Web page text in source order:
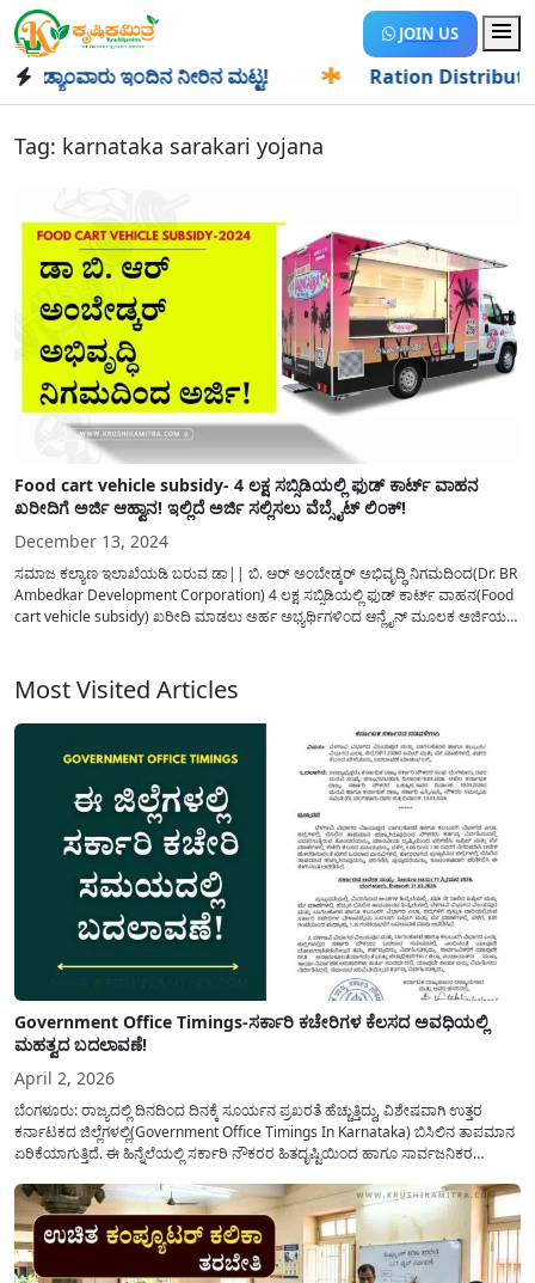
JOIN US
ಇಂದಿನ ನೀರಿನ ಮಟ್ಟ! Ration Distribution-
Tag: karnataka sarakari yojana
Food cart vehicle subsidy- 4 ಲಕ್ಷ ಸಬ್ಸಿಡಿಯಲ್ಲಿ ಫುಡ್ ಕಾರ್ಟ್ ವಾಹನ
ಖರೀದಿಗೆ ಅರ್ಜಿ ಆಹ್ವಾನ! ಇಲ್ಲಿದೆ ಅರ್ಜಿ ಸಲ್ಲಿಸಲು ವೆಬ್ಸೈಟ್ ಲಿಂಕ್!
December 13, 2024
ಸಮಾಜ ಕಲ್ಯಾಣ ಇಲಾಖೆಯಡಿ ಬರುವ ಡಾ|| ಬಿ. ಆರ್ ಅಂಬೇಡ್ಕರ್ ಅಭಿವೃದ್ಧಿ ನಿಗಮದಿಂದ(Dr. BR
Ambedkar Development Corporation) 4 ಲಕ್ಷ ಸಬ್ಸಿಡಿಯಲ್ಲಿ ಫುಡ್ ಕಾರ್ಟ್ ವಾಹನ(Food
cart vehicle subsidy) ಖರೀದಿ ಮಾಡಲು ಅರ್ಹ ಅಭ್ಯರ್ಥಿಗಳಿಂದ ಆನ್ಲೈನ್ ಮೂಲಕ ಅರ್ಜಿಯನ್ನು
Most Visited Articles
Government Office Timings-ಸರ್ಕಾರಿ ಕಚೇರಿಗಳ ಕೆಲಸದ ಅವಧಿಯಲ್ಲಿ
ಮಹತ್ವದ ಬದಲಾವಣೆ!
April 2, 2026
ಬೆಂಗಳೂರು: ರಾಜ್ಯದಲ್ಲಿ ದಿನದಿಂದ ದಿನಕ್ಕೆ ಸೂರ್ಯನ ಪ್ರಖರತೆ ಹೆಚ್ಚುತ್ತಿದ್ದು, ವಿಶೇಷವಾಗಿ ಉತ್ತರ
ಕರ್ನಾಟಕದ ಜಿಲ್ಲೆಗಳಲ್ಲಿ(Government Office Timings In Karnataka) ಬಿಸಿಲಿನ ತಾಪಮಾನ
ಏರಿಕೆಯಾಗುತ್ತಿದೆ. ಈ ಹಿನ್ನೆಲೆಯಲ್ಲಿ ಸರ್ಕಾರಿ ನೌಕರರ ಹಿತದೃಷ್ಟಿಯಿಂದ ಹಾಗೂ ಸಾರ್ವಜನಿಕರ
ಮತ್ತು ಕಲ್ಯಾಣ ಕರ್ನಾಟಕದ ಒಟ್ಟು 9 ಜಿಲ್ಲೆಗಳಲ್ಲಿ ಏಪ್ರಿಲ್...